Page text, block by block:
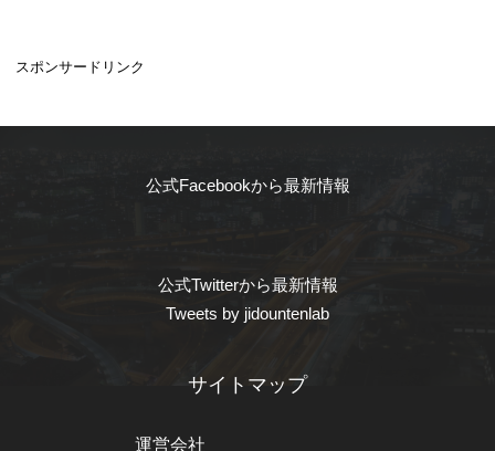
スポンサードリンク
公式Facebookから最新情報
公式Twitterから最新情報
Tweets by jidountenlab
サイトマップ
運営会社